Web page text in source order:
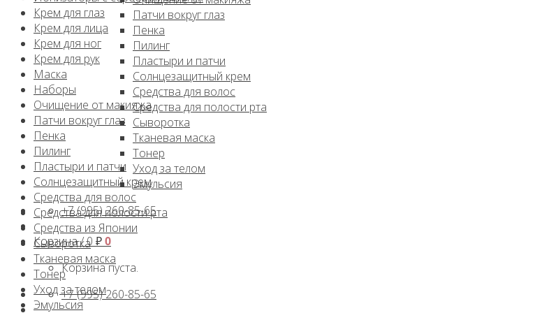
Патчи вокруг глаз
Пенка
Пилинг
Пластыри и патчи
Солнцезащитный крем
Средства для волос
Средства для полости рта
Сыворотка
Тканевая маска
Тонер
Уход за телом
Эмульсия
+7 (995) 260-85-65
Корзина /0 ₽0
Корзина пуста.
+7 (995) 260-85-65
Крем для глаз
Крем для лица
Крем для ног
Крем для рук
Маска
Наборы
Очищение от макияжа
Патчи вокруг глаз
Пенка
Пилинг
Пластыри и патчи
Солнцезащитный крем
Средства для волос
Средства для полости рта
Средства из Японии
Сыворотка
Тканевая маска
Тонер
Уход за телом
Эмульсия